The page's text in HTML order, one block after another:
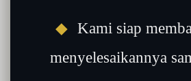
◆ Kami siap
menyelesaikannya